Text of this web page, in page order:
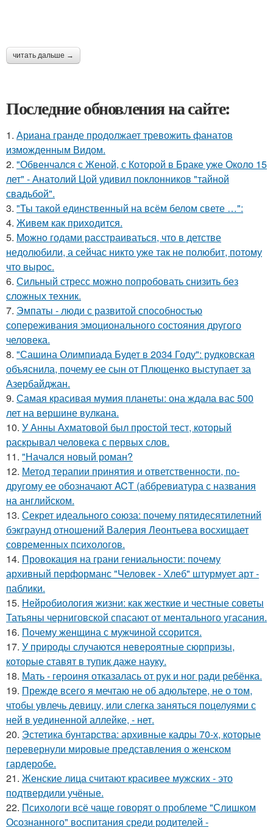
читать дальше →
Последние обновления на сайте:
1. Ариана гранде продолжает тревожить фанатов
изможденным Видом.
2. "Обвенчался с Женой, с Которой в Браке уже Около 15
лет" - Анатолий Цой удивил поклонников "тайной
свадьбой".
3. "Ты такой единственный на всём белом свете …":
4. Живeм как приходится.
5. Moжнo годами расстраиваться, что в детстве
недолюбили, а сейчас никто уже так не полюбит, потому
что вырос.
6. Сильный стресс можно попробовать снизить без
сложных техник.
7. Эмпаты - люди с развитой способностью
сопереживания эмоционального состояния другого
человека.
8. "Сашина Олимпиада Будет в 2034 Году": рудковская
объяснила, почему ее сын от Плющенко выступает за
Азербайджан.
9. Самая красивая мумия планеты: она ждала вас 500
лет на вершине вулкана.
10. У Анны Ахматовой был простой тест, который
раскрывал человека с первых слов.
11. "Начался новый роман?
12. Метод терапии принятия и ответственности, по-
другому ее обозначают ACT (аббревиатура с названия
на английском.
13. Секрет идеального союза: почему пятидесятилетний
бэкграунд отношений Валерия Леонтьева восхищает
современных психологов.
14. Провокация на грани гениальности: почему
архивный перформанс "Человек - Хлеб" штурмует арт -
паблики.
15. Нейробиология жизни: как жесткие и честные советы
Татьяны черниговской спасают от ментального угасания.
16. Почему женщина с мужчиной ссорится.
17. У природы случаются невероятные сюрпризы,
которые ставят в тупик даже науку.
18. Мать - героиня отказалась от рук и ног ради ребёнка.
19. Прежде всего я мечтаю не об адюльтере, не о том,
чтобы увлечь девицу, или слегка заняться поцелуями с
ней в уединенной аллейке, - нет.
20. Эстетика бунтарства: архивные кадры 70-х, которые
перевернули мировые представления о женском
гардеробе.
21. Женские лица считают красивее мужских - это
подтвердили учёные.
22. Психологи всё чаще говорят о проблеме "Слишком
Осознанного" воспитания среди родителей -